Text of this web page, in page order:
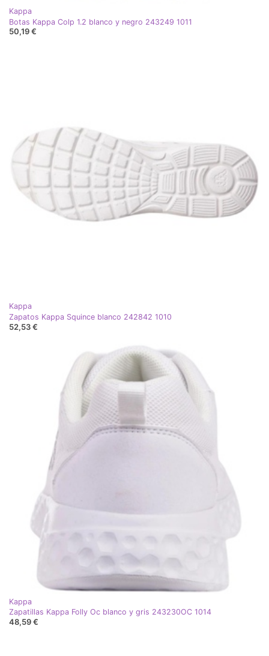
Kappa
Botas Kappa Colp 1.2 blanco y negro 243249 1011
50,19 €
Kappa
Zapatos Kappa Squince blanco 242842 1010
52,53 €
Kappa
Zapatillas Kappa Folly Oc blanco y gris 243230OC 1014
48,59 €